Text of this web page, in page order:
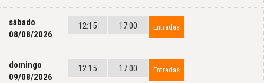
sábado
08/08/2026
12:15 17:00 Entradas
domingo
09/08/2026
12:15 17:00 Entradas